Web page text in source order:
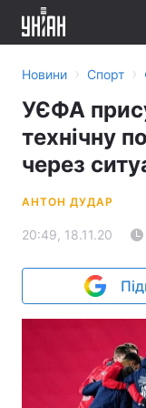
Новини › Спорт ›
УЄФА
технічну
через
АНТОН ДУДАР
20:49, 18.11.20